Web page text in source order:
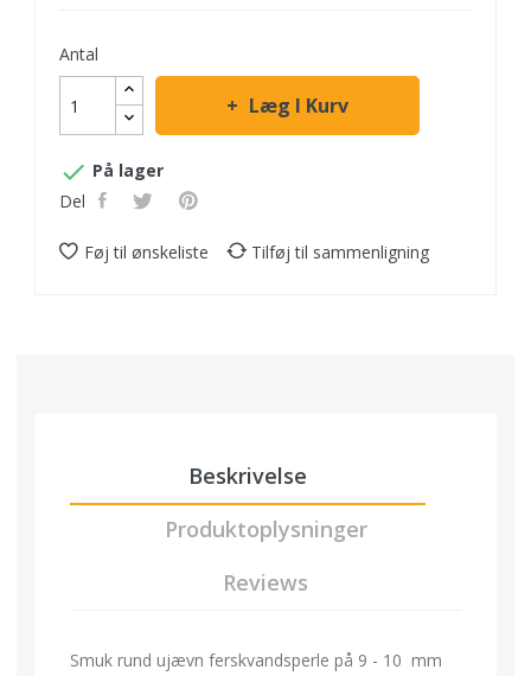
Antal
Læg I Kurv
 På lager
Del
Føj til ønskeliste Tilføj til sammenligning
Beskrivelse
Produktoplysninger
Reviews
Smuk rund ujævn ferskvandsperle på 9 - 10 mm